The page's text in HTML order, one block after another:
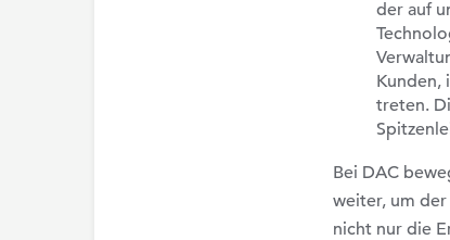
der auf
Kunden,
treten.
Bei DAC
weiter, um
nicht nur die